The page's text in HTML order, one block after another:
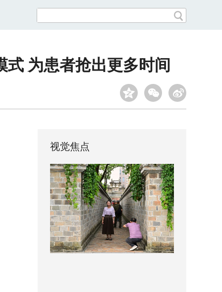
为患者抢出更多时间
视觉焦点